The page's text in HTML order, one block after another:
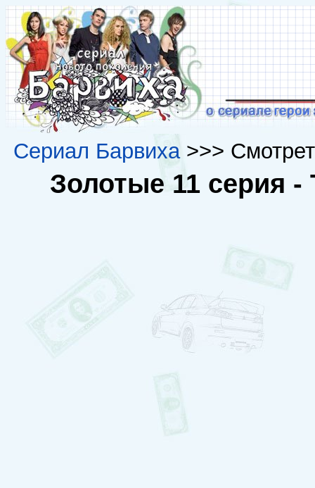
Сериал Барвиха>>>
Золотые 11 серия